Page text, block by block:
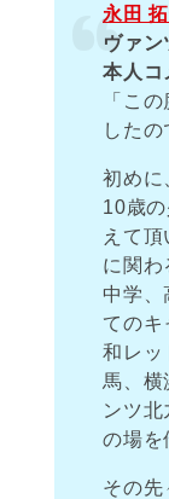
永田
ヴァ
本人コ
「こ
したの
初めに
10歳
えて
に関わ
中学、
てのキ
和レッ
馬、横
ンツ北
の場を
その先